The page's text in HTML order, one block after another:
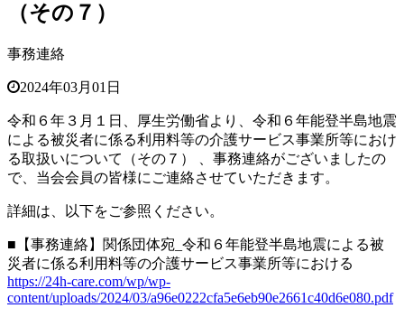
（その７）
事務連絡
2024年03月01日
令和６年３月１日、厚生労働省より、令和６年能登半島地震
による被災者に係る利用料等の介護サービス事業所等におけ
る取扱いについて（その７） 、 事務連絡がございましたの
で、当会会員の皆様にご連絡させていただきます。
詳細は、以下をご参照ください。
■【事務連絡】関係団体宛_令和６年能登半島地震による被
災者に係る利用料等の介護サービス事業所等における
https://24h-care.com/wp/wp-
content/uploads/2024/03/a96e0222cfa5e6eb90e2661c40d6e080.pdf